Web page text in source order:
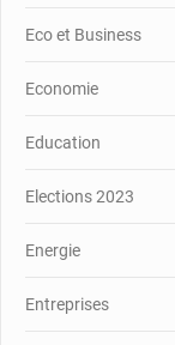
Eco et Business
Economie
Education
Elections 2023
Energie
Entreprises